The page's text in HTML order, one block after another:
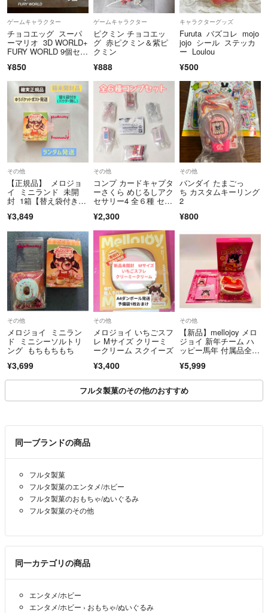
ゲームキャラクター
チョコエッグ スーパ
ーマリオ 3D WORLD+
FURY WORLD 9個セッ
¥850
ゲームキャラクター
ピクミン チョコエッ
グ 赤ピクミン＆紫ピ
クミン
¥888
キャラクターグッズ
Furuta バズコレ mojo
jojo シール ステッカ
ー Loulou
¥500
その他
【正規品】 メロジョ
イ ミニランド 未開
封 1箱【替え袋付き、
ョイスクイーズ
¥3,849
その他
コンプ カードキャプタ
ーさくら めじるしアク
セサリー4 全６種 セッ
¥2,300
その他
バンダイ たまごっ
ち カスタムキーリング
2
¥800
その他
メロジョイ ミニラン
ド ミニシーソルトリ
ング もちもちもち
¥3,699
その他
メロジョイ いちごスフ
レ Mサイズ クリーミ
ークリーム スクイーズ
¥3,400
その他
【新品】mellojoy メロ
ジョイ 新年チーム ハ
ッピー馬年 付属品全部
¥5,999
フルタ製菓のその他のおすすめ
同一ブランドの商品
フルタ製菓
フルタ製菓のエンタメ/ホビー
フルタ製菓のおもちゃ/ぬいぐるみ
フルタ製菓のその他
同一カテゴリの商品
エンタメ/ホビー
エンタメ/ホビー › おもちゃ/ぬいぐるみ